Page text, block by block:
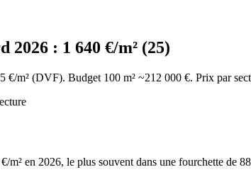
: 1 640 €/m² (25)
m² (DVF). Budget 100 m² ~212 000 €. Prix par
en 2026, le plus souvent dans une fourchette de